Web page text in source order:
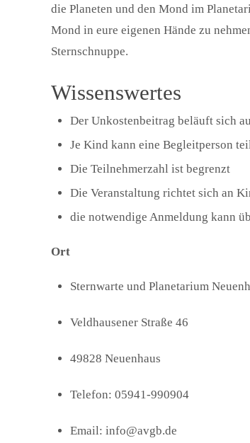
die Planeten und den Mond im
Mond in eure eigenen Hände zu
Sternschnuppe.
Wissenswertes
Der Unkostenbeitrag beläuft sich
Je Kind kann eine Begleitperson
Die Teilnehmerzahl ist begrenzt
Die Veranstaltung richtet sich an
die notwendige Anmeldung kann
Ort
Sternwarte und Planetarium
Veldhausener Straße 46
49828 Neuenhaus
Telefon: 05941-990904
Email: info@avgb.de